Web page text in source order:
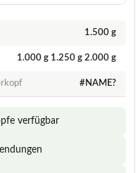
1.500 g
1.000 g 1.250 g 2.000 g
#NAME?
verfügbar